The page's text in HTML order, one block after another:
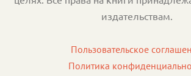
издательствам.
Пользовательское
Политика